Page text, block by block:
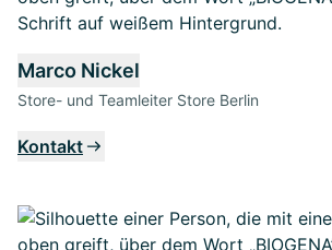
Marco Nickel
Store- und Teamleiter Store Berlin
Kontakt